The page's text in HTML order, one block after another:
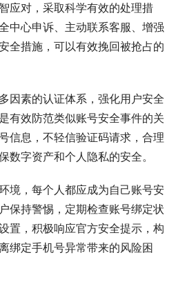
应对，采取科学有效的处理措
中心申诉、主动联系客服、增强
全措施，可以有效挽回被抢占的
因素的认证体系，强化用户安全
有效防范类似账号安全事件的关
信息，不轻信验证码请求，合理
数字资产和个人隐私的安全。
境，每个人都应成为自己账号安
保持警惕，定期检查账号绑定状
置，积极响应官方安全提示，构
绑定手机号异常带来的风险困